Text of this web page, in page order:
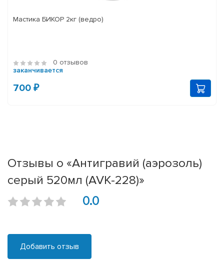
Мастика БИКОР 2кг (ведро)
0 отзывов
заканчивается
700 ₽
Отзывы о «Антигравий (аэрозоль)
серый 520мл (AVK-228)»
0.0
Добавить отзыв